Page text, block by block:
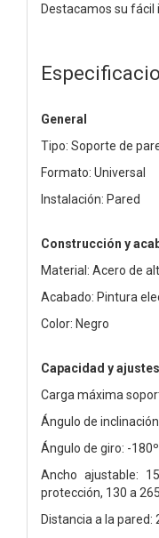
Destacamos su fácil
General
Tipo: Soporte de
Formato: Universal
Instalación: Pared
Construcción y
Material: Acero de
Acabado: Pintura
Color: Negro
Capacidad y ajustes
Carga máxima
Ángulo de
Ángulo de giro: -
Ancho ajustable:
protección, 130 a
Distancia a la pared: